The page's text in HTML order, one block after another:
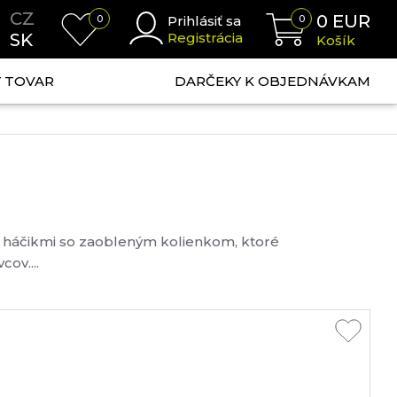
CZ
SK
0
Prihlásiť sa
Registrácia
0 0 EUR
Košík
TOVAR DARČEKY K OBJEDNÁVKAM
so zaobleným kolienkom, ktoré